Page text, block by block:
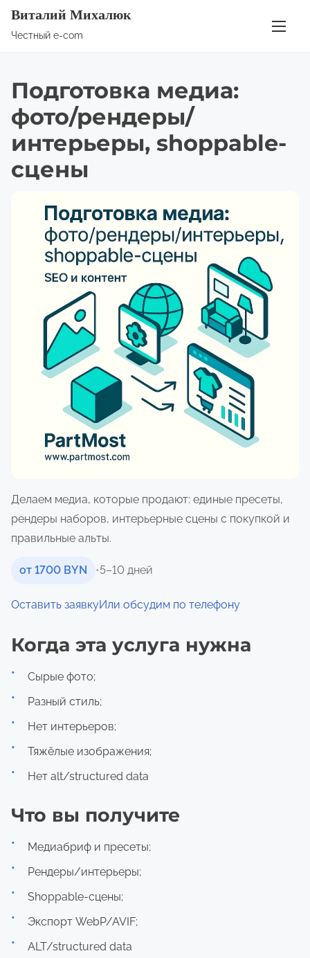
Виталий Михалюк
Честный e-com
Подготовка медиа:
фото/рендеры/
интерьеры, shoppable-
сцены
Делаем медиа, которые продают: единые пресеты,
рендеры наборов, интерьерные сцены с покупкой и
правильные альты.
от 1700 BYN •5–10 дней
Оставить заявкуИли обсудим по телефону
Когда эта услуга нужна
Сырые фото;
Разный стиль;
Нет интерьеров;
Тяжёлые изображения;
Нет alt/structured data
Что вы получите
Медиабриф и пресеты;
Рендеры/интерьеры;
Shoppable-сцены;
Экспорт WebP/AVIF;
ALT/structured data